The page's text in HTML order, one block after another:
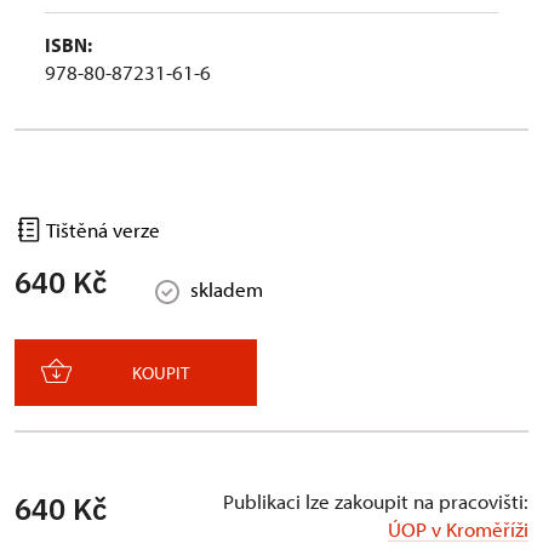
ISBN:
978-80-87231-61-6
Tištěná verze
640 Kč skladem
KOUPIT
640 Kč
Publikaci lze zakoupit na pracovišti:
ÚOP v Kroměříži